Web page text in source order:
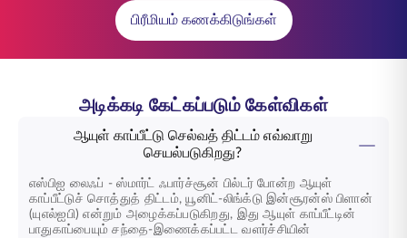
பிரீமியம் கணக்கிடுங்கள்
அடிக்கடி கேட்கப்படும் கேள்விகள்
ஆயுள் காப்பீட்டு செல்வத் திட்டம் எவ்வாறு
செயல்படுகிறது?
எஸ்பிஐ லைஃப் - ஸ்மார்ட் ஃபார்ச்சூன் பில்டர் போன்ற ஆயுள்
காப்பீட்டுச் சொத்துத் திட்டம், யூனிட்-லிங்க்டு இன்சூரன்ஸ் பிளான்
(யுஎல்ஐபி) என்றும் அழைக்கப்படுகிறது, இது ஆயுள் காப்பீட்டின்
பாதுகாப்பையும் சந்தை-இணைக்கப்பட்ட வளர்ச்சியின்